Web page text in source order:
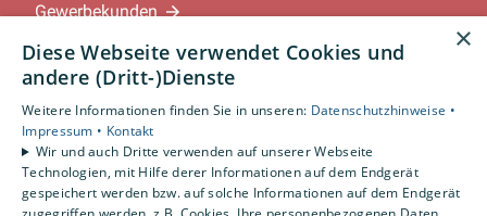
Gewerbekunden
Unternehmen
Standorte
Löningen-Wachtum
×
Diese Webseite verwendet Cookies und
andere (Dritt-)Dienste
Weitere Informationen finden Sie in unseren: Datenschutzhinweise •
Impressum • Kontakt
Wir und auch Dritte verwenden auf unserer Webseite
Technologien, mit Hilfe derer Informationen auf dem Endgerät
gespeichert werden bzw. auf solche Informationen auf dem Endgerät